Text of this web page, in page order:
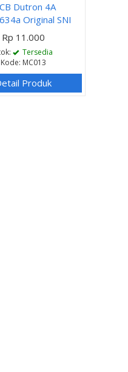
Dutron 4A
Original SNI
Rp 11.000
Tersedia
Kode: MC013
Produk